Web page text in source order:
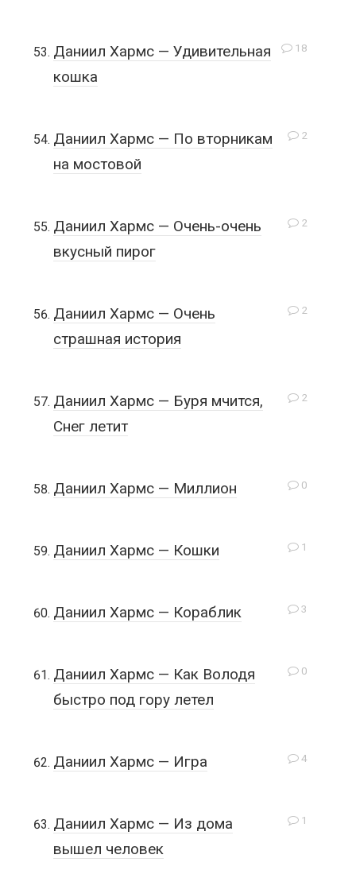
18
Даниил Хармс — Удивительная
кошка
2
Даниил Хармс — По вторникам
на мостовой
2
Даниил Хармс — Очень-очень
вкусный пирог
2
Даниил Хармс — Очень
страшная история
2
Даниил Хармс — Буря мчится,
Снег летит
0
Даниил Хармс — Миллион
1
Даниил Хармс — Кошки
3
Даниил Хармс — Кораблик
0
Даниил Хармс — Как Володя
быстро под гору летел
4
Даниил Хармс — Игра
1
Даниил Хармс — Из дома
вышел человек